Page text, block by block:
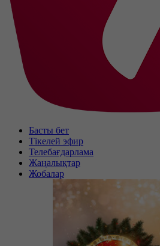
Басты бет
Тікелей эфир
Телебағдарлама
Жаңалықтар
Жобалар